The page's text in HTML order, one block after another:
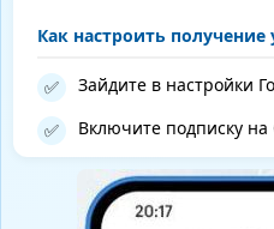
Как настроить
✅ Зайдите в настройки
✅ Включите подписку на